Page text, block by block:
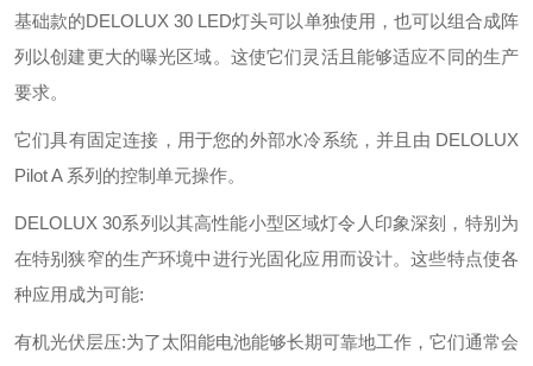
基础款的DELOLUX 30 LED灯头可以单独使用，也可以组合成阵
列以创建更大的曝光区域。这使它们灵活且能够适应不同的生产
要求。
它们具有固定连接，用于您的外部水冷系统，并且由 DELOLUX
Pilot A 系列的控制单元操作。
DELOLUX 30系列以其高性能小型区域灯令人印象深刻，特别为
在特别狭窄的生产环境中进行光固化应用而设计。这些特点使各
种应用成为可能:
有机光伏层压:为了太阳能电池能够长期可靠地工作，它们通常会